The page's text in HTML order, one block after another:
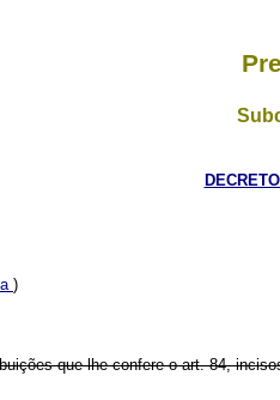
)
que lhe confere o art. 84,